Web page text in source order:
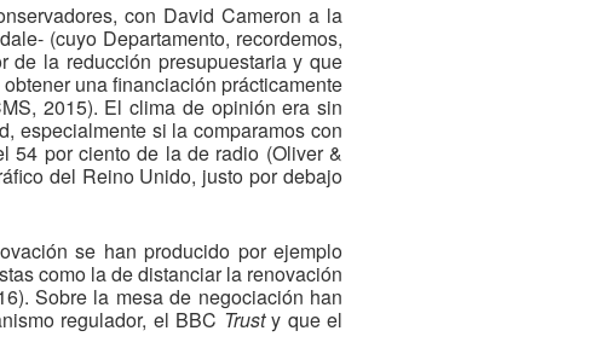
con David Cameron a la
(cuyo Departamento, recordemos,
de la reducción presupuestaria y que
una financiación prácticamente
2015). El clima de opinión era sin
especialmente si la comparamos con
54 por ciento de la de radio (Oliver &
del Reino Unido, justo por debajo
se han producido por ejemplo
como la de distanciar la renovación
Sobre la mesa de negociación han
regulador, el BBC Trusty que el